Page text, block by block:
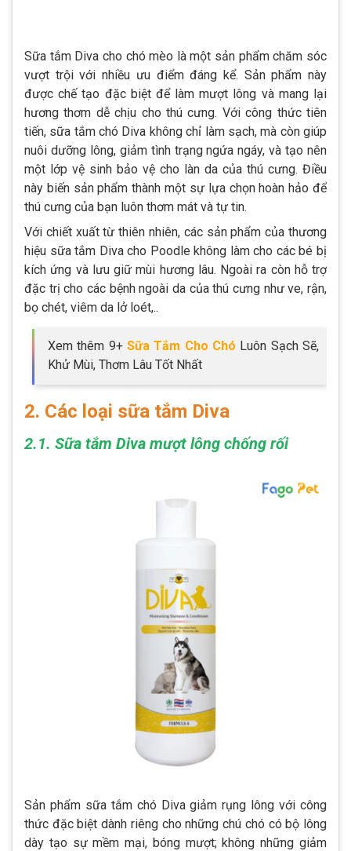
Sữa tắm Diva cho chó mèo là một sản phẩm chăm sóc
vượt trội với nhiều ưu điểm đáng kể. Sản phẩm này
được chế tạo đặc biệt để làm mượt lông và mang lại
hương thơm dễ chịu cho thú cưng. Với công thức tiên
tiến, sữa tắm chó Diva không chỉ làm sạch, mà còn giúp
nuôi dưỡng lông, giảm tình trạng ngứa ngáy, và tạo nên
một lớp vệ sinh bảo vệ cho làn da của thú cưng. Điều
này biến sản phẩm thành một sự lựa chọn hoàn hảo để
thú cưng của bạn luôn thơm mát và tự tin.
Với chiết xuất từ thiên nhiên, các sản phẩm của thương
hiệu sữa tắm Diva cho Poodle không làm cho các bé bị
kích ứng và lưu giữ mùi hương lâu. Ngoài ra còn hỗ trợ
đặc trị cho các bệnh ngoài da của thú cưng như ve, rận,
bọ chét, viêm da lở loét,..
Xem thêm 9+ Sữa Tắm Cho Chó Luôn Sạch Sẽ,
Khử Mùi, Thơm Lâu Tốt Nhất
2. Các loại sữa tắm Diva
2.1. Sữa tắm Diva mượt lông chống rối
Sản phẩm sữa tắm chó Diva giảm rụng lông với công
thức đặc biệt dành riêng cho những chú chó có bộ lông
dày tạo sự mềm mại, bóng mượt; không những giảm